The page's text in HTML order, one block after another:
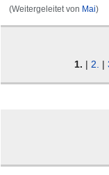
(Weitergeleitet von Mai)
1. | 2. |